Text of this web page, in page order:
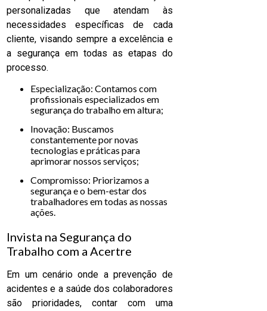
personalizadas que atendam às
necessidades específicas de cada
cliente, visando sempre a excelência e
a segurança em todas as etapas do
processo.
Especialização: Contamos com
profissionais especializados em
segurança do trabalho em altura;
Inovação: Buscamos
constantemente por novas
tecnologias e práticas para
aprimorar nossos serviços;
Compromisso: Priorizamos a
segurança e o bem-estar dos
trabalhadores em todas as nossas
ações.
Invista na Segurança do
Trabalho com a Acertre
Em um cenário onde a prevenção de
acidentes e a saúde dos colaboradores
são prioridades, contar com uma